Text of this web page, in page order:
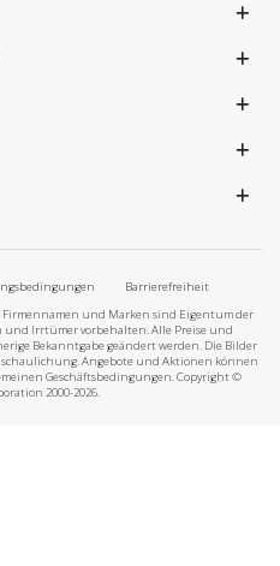
Barrierefreiheit
und Marken sind Eigentum der
Irrtümer vorbehalten. Alle Preise und
Bekanntgabe geändert werden. Die Bilder
Angebote und Aktionen können
Geschäftsbedingungen. Copyright ©
2000-2026.